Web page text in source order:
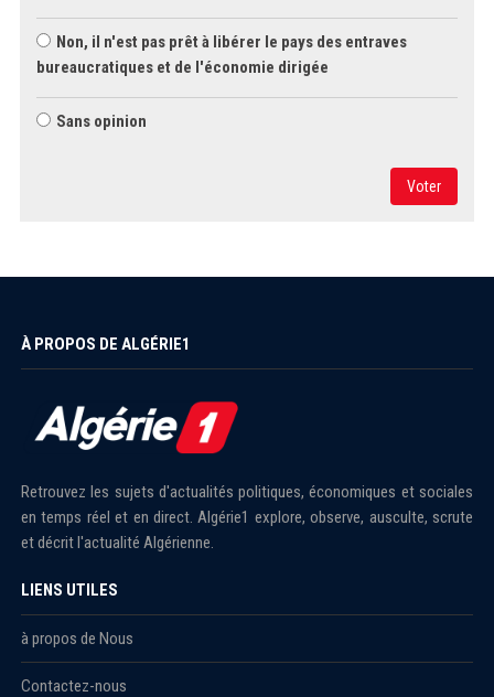
Non, il n'est pas prêt à libérer le pays des entraves
bureaucratiques et de l'économie dirigée
Sans opinion
Voter
À PROPOS DE ALGÉRIE1
Retrouvez les sujets d'actualités politiques, économiques et sociales
en temps réel et en direct. Algérie1 explore, observe, ausculte, scrute
et décrit l'actualité Algérienne.
LIENS UTILES
à propos de Nous
Contactez-nous